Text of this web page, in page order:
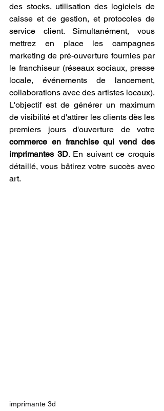
des stocks, utilisation des logiciels de
caisse et de gestion, et protocoles de
service client. Simultanément, vous
mettrez en place les campagnes
marketing de pré-ouverture fournies par
le franchiseur (réseaux sociaux, presse
locale, événements de lancement,
collaborations avec des artistes locaux).
L'objectif est de générer un maximum
de visibilité et d'attirer les clients dès les
commerce en franchise qui vend des
imprimantes 3D. En suivant ce croquis
détaillé, vous bâtirez votre succès avec
art.
imprimante 3d